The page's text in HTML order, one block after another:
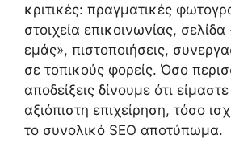
κριτικές: πραγματικές
στοιχεία επικοινωνίας,
εμάς», πιστοποιήσεις,
σε τοπικούς φορείς. Όσο
αποδείξεις δίνουμε ότι
αξιόπιστη επιχείρηση, τόσο
το συνολικό SEO αποτύπωμα.